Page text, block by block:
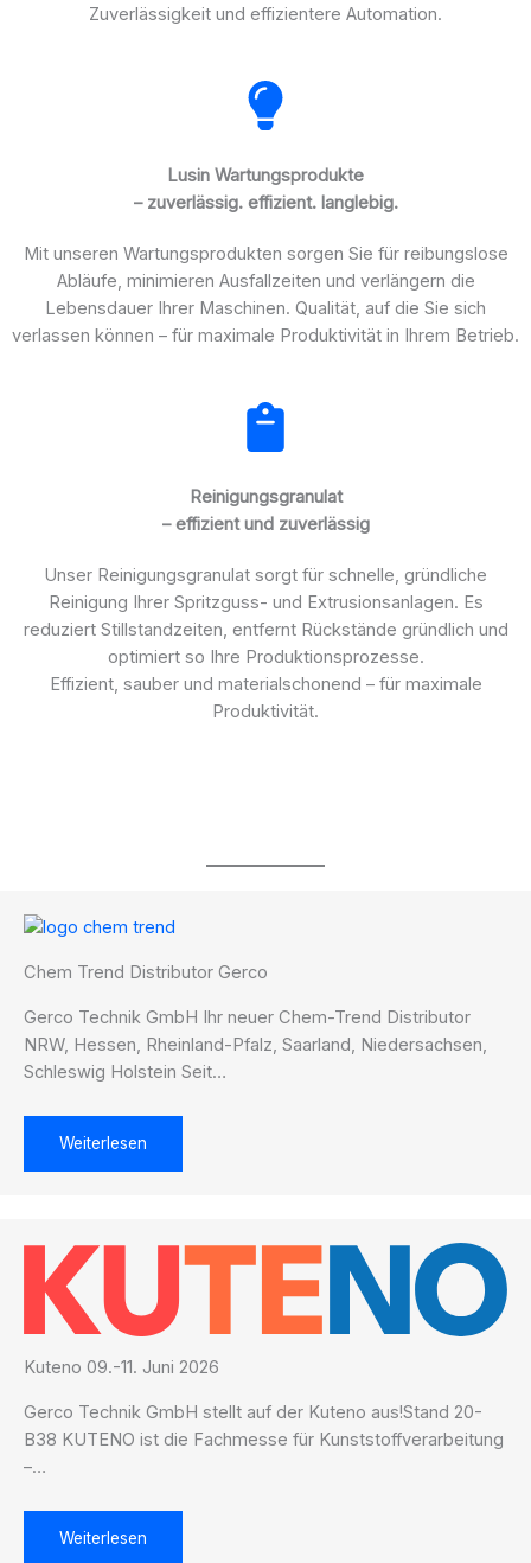
Zuverlässigkeit und effizientere Automation.
Lusin Wartungsprodukte
– zuverlässig. effizient. langlebig.
Mit unseren Wartungsprodukten sorgen Sie für reibungslose
Abläufe, minimieren Ausfallzeiten und verlängern die
Lebensdauer Ihrer Maschinen. Qualität, auf die Sie sich
verlassen können – für maximale Produktivität in Ihrem Betrieb.
Reinigungsgranulat
– effizient und zuverlässig
Unser Reinigungsgranulat sorgt für schnelle, gründliche
Reinigung Ihrer Spritzguss- und Extrusionsanlagen. Es
reduziert Stillstandzeiten, entfernt Rückstände gründlich und
optimiert so Ihre Produktionsprozesse.
Effizient, sauber und materialschonend – für maximale
Produktivität.
Chem Trend Distributor Gerco
Gerco Technik GmbH Ihr neuer Chem-Trend Distributor
NRW, Hessen, Rheinland-Pfalz, Saarland, Niedersachsen,
Schleswig Holstein Seit…
Weiterlesen
Kuteno 09.-11. Juni 2026
Gerco Technik GmbH stellt auf der Kuteno aus!Stand 20-
B38 KUTENO ist die Fachmesse für Kunststoffverarbeitung
–…
Weiterlesen